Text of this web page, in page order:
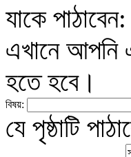
যাকে পাঠাবেন:
এখানে আপনি
হতে হবে।
বিষয়:
যে পৃষ্ঠাটি